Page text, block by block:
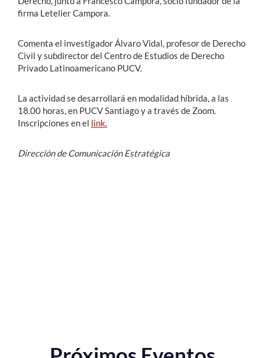
firma Letelier Campora.
Comenta el investigador Álvaro Vidal, profesor de Derecho
Civil y subdirector del Centro de Estudios de Derecho
Privado Latinoamericano PUCV.
La actividad se desarrollará en modalidad híbrida, a las
18.00 horas, en PUCV Santiago y a través de Zoom.
Inscripciones en el link.
Dirección de Comunicación Estratégica